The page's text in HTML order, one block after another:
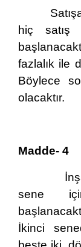
Satışa
hiç satış
fazlalık ile
Böylece
olacaktır.
Madde- 4
İnşaat
sene
İkinci